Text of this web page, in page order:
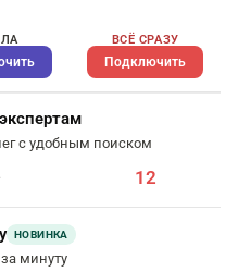
ВСЁ СРАЗУ
Подключить
с удобным поиском
12
НОВИНКА
минуту